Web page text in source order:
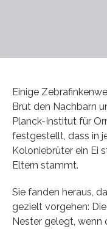
Einige
Brut den Nachbarn
Planck-Institut für
festgestellt, dass in
Koloniebrüter ein Ei
Eltern stammt.
Sie fanden heraus,
gezielt vorgehen:
Nester gelegt, wenn